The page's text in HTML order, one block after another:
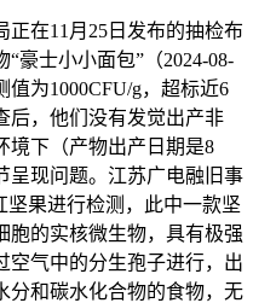
在11月25日发布的抽检布
豪士小小面包”（2024-08-
为1000CFU/g，超标近6
后，他们没有发觉出产非
境下（产物出产日期是8
呈现问题。江苏广电融旧事
坚果进行检测，此中一款坚
胞的实核微生物，具有极强
空气中的分生孢子进行，出
分和碳水化合物的食物，无